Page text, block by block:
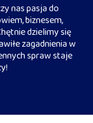
nas pasja do
biznesem,
dzielimy się
zagadnienia w
spraw staje